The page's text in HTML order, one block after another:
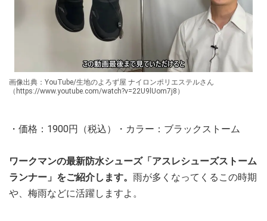
画像出典：YouTube/生地のよろず屋 ナイロンポリエステルさん
（https://www.youtube.com/watch?v=22U9lUom7j8）
・価格：1900円（税込）・カラー：ブラックストーム
ワークマンの最新防水シューズ「アスレシューズストーム
ランナー」をご紹介します。 雨が多くなってくるこの時期
や、梅雨などに活躍しますよ。